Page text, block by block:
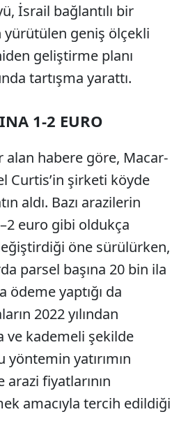
İsrail bağlantılı bir
yürütülen geniş ölçekli
geliştirme planı
tartışma yarattı.
1-2 EURO
alan habere göre, Macar-
Curtis’in şirketi köyde
aldı. Bazı arazilerin
euro gibi oldukça
öne sürülürken,
parsel başına 20 bin ila
ödeme yaptığı da
2022 yılından
ve kademeli şekilde
yatırımın
fiyatlarının
amacıyla tercih edildiği